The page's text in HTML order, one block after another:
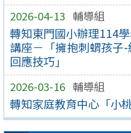
2026-04-13 輔導組
轉知東門國小辦理114
講座－「擁抱刺蝟孩子
回應技巧」
2026-03-16 輔導組
轉知家庭教育中心「小